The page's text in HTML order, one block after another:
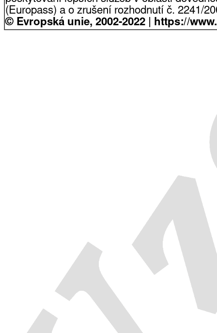
(Europass) a o zrušení rozhodnutí č. 2241/
© Evropská unie, 2002-2022 | https://